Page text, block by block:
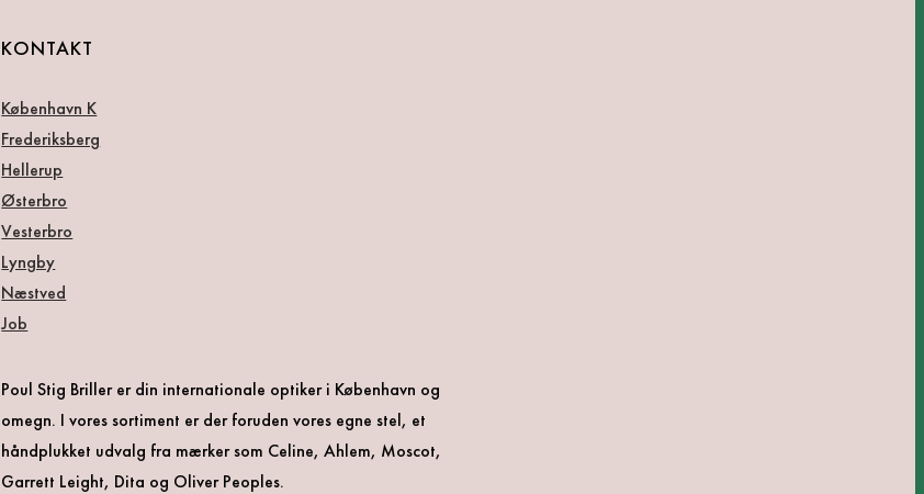
KONTAKT
København K
Frederiksberg
Hellerup
Østerbro
Vesterbro
Lyngby
Næstved
Job
Poul Stig Briller er din internationale optiker i København og
omegn. I vores sortiment er der foruden vores egne stel, et
håndplukket udvalg fra mærker som Celine, Ahlem, Moscot,
Garrett Leight, Dita og Oliver Peoples.